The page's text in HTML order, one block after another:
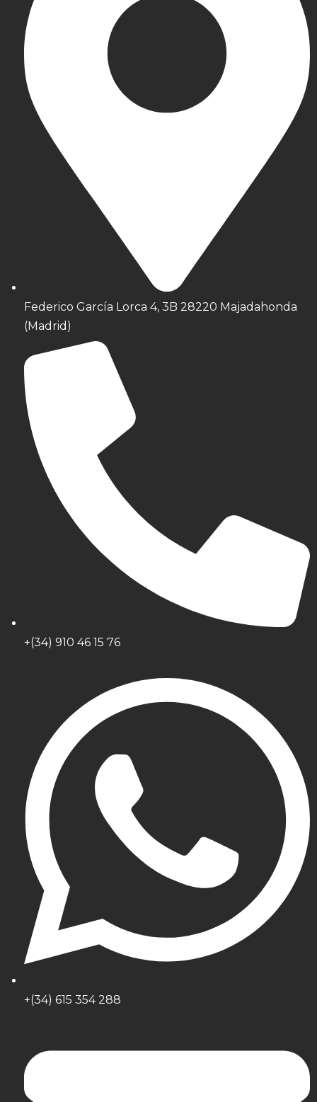
Federico García Lorca 4, 3B 28220 Majadahonda
(Madrid)
+(34) 910 46 15 76
+(34) 615 354 288